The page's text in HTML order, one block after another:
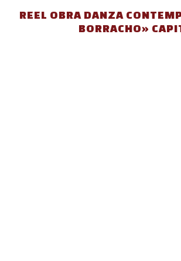
REEL OBRA DANZA
BORRACHO»